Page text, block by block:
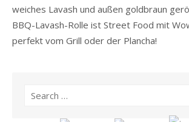
weiches Lavash und außen goldbraun
BBQ-Lavash-Rolle ist Street Food mit
perfekt vom Grill oder der Plancha!
Search